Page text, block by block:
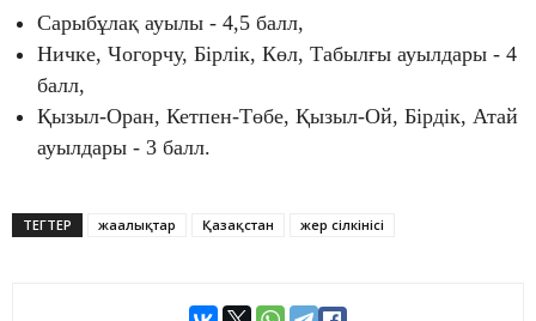
Сарыбұлақ ауылы - 4,5 балл,
Ничке, Чогорчу, Бірлік, Көл, Табылғы ауылдары - 4
балл,
Қызыл-Оран, Кетпен-Төбе, Қызыл-Ой, Бірдік, Атай
ауылдары - 3 балл.
ТЕГТЕР жаңалықтар Қазақстан жер сілкінісі